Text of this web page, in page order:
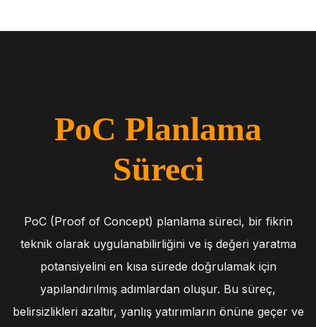
PoC Planlama
Süreci
PoC (Proof of Concept) planlama süreci, bir fikrin
teknik olarak uygulanabilirliğini ve iş değeri yaratma
potansiyelini en kısa sürede doğrulamak için
yapılandırılmış adımlardan oluşur. Bu süreç,
belirsizlikleri azaltır, yanlış yatırımların önüne geçer ve